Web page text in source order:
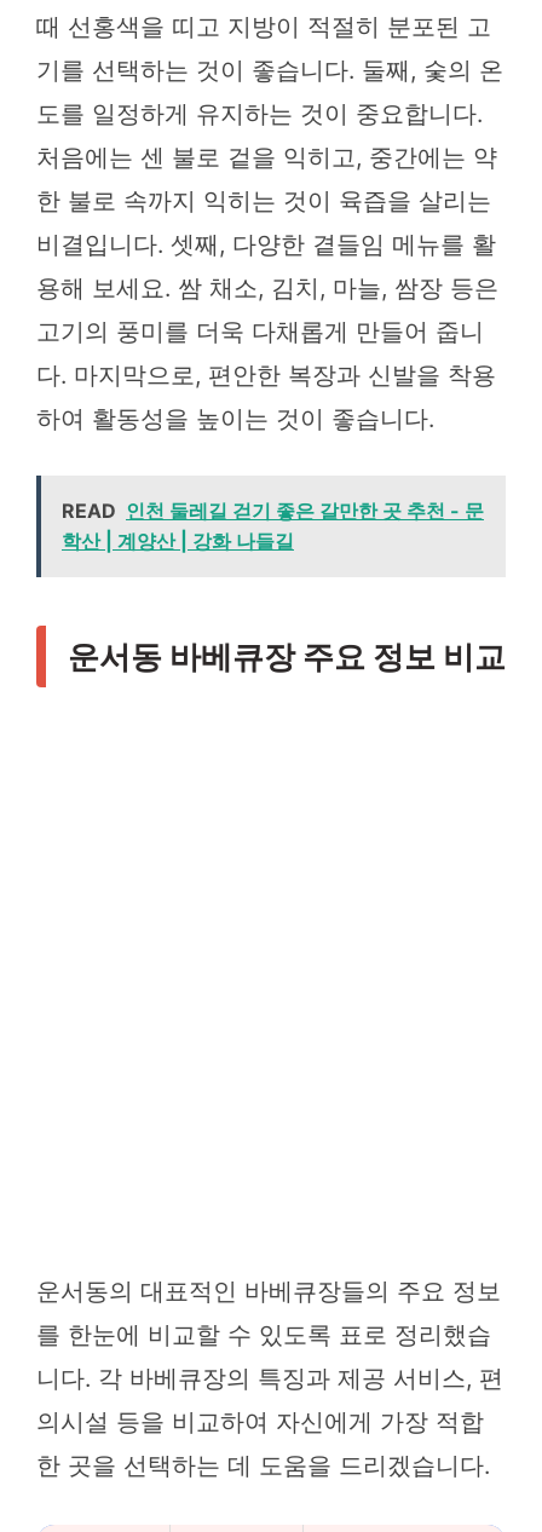
때 선홍색을 띠고 지방이 적절히 분포된 고
기를 선택하는 것이 좋습니다. 둘째, 숯의 온
도를 일정하게 유지하는 것이 중요합니다.
처음에는 센 불로 겉을 익히고, 중간에는 약
한 불로 속까지 익히는 것이 육즙을 살리는
비결입니다. 셋째, 다양한 곁들임 메뉴를 활
용해 보세요. 쌈 채소, 김치, 마늘, 쌈장 등은
고기의 풍미를 더욱 다채롭게 만들어 줍니
다. 마지막으로, 편안한 복장과 신발을 착용
하여 활동성을 높이는 것이 좋습니다.
READ 인천 둘레길 걷기 좋은 갈만한 곳 추천 - 문
학산 | 계양산 | 강화 나들길
운서동 바베큐장 주요 정보 비교
운서동의 대표적인 바베큐장들의 주요 정보
를 한눈에 비교할 수 있도록 표로 정리했습
니다. 각 바베큐장의 특징과 제공 서비스, 편
의시설 등을 비교하여 자신에게 가장 적합
한 곳을 선택하는 데 도움을 드리겠습니다.